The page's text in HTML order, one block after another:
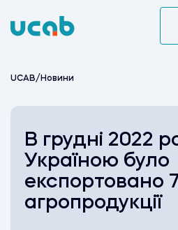
to
UCAB/ Новини
В грудні 2022
Україною було
експортовано
агропродукції